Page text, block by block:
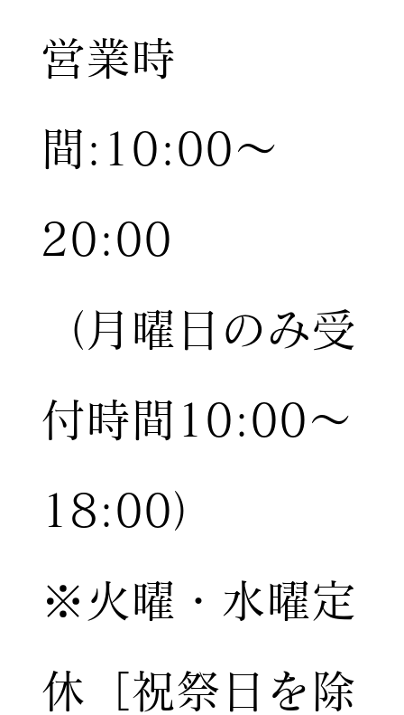
営業時
間:10:00〜
20:00
（月曜日のみ受
付時間10:00〜
18:00）
※火曜・水曜定
休［祝祭日を除